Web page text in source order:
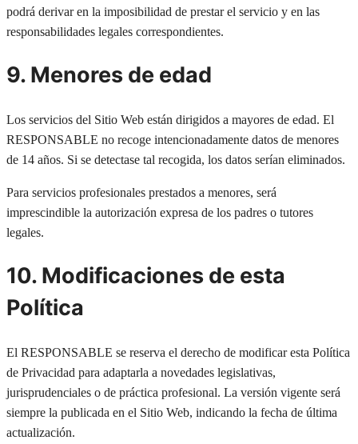
podrá derivar en la imposibilidad de prestar el servicio y en las
responsabilidades legales correspondientes.
9. Menores de edad
Los servicios del Sitio Web están dirigidos a mayores de edad. El
RESPONSABLE no recoge intencionadamente datos de menores
de 14 años. Si se detectase tal recogida, los datos serían eliminados.
Para servicios profesionales prestados a menores, será
imprescindible la autorización expresa de los padres o tutores
legales.
10. Modificaciones de esta
Política
El RESPONSABLE se reserva el derecho de modificar esta Política
de Privacidad para adaptarla a novedades legislativas,
jurisprudenciales o de práctica profesional. La versión vigente será
siempre la publicada en el Sitio Web, indicando la fecha de última
actualización.